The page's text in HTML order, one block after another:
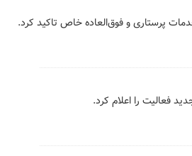
پرستاری و فوق‌العاده خاص تاکید کرد.
فعالیت را اعلام کرد.